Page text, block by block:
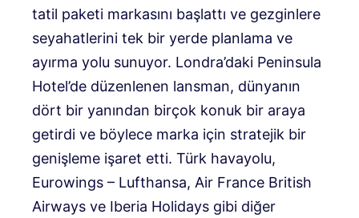
tatil paketi markasını başlattı ve gezginlere
seyahatlerini tek bir yerde planlama ve
ayırma yolu sunuyor. Londra’daki Peninsula
Hotel’de düzenlenen lansman, dünyanın
dört bir yanından birçok konuk bir araya
getirdi ve böylece marka için stratejik bir
genişleme işaret etti. Türk havayolu,
Eurowings – Lufthansa, Air France British
Airways ve Iberia Holidays gibi diğer